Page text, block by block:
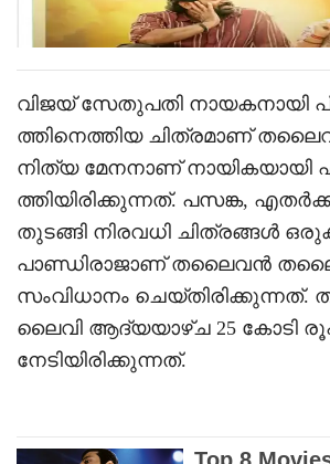
വിജയ് സേതുപതി നായകനായി
ത്തിനെത്തിയ ചിത്രമാണ്
നിത്യ മേനനാണ് നായികയായി
ത്തിയിരിക്കുന്നത്. പസങ്ക,
തുടങ്ങി നിരവധി ചിത്രങ്ങൾ
പാണ്ഡിരാജാണ് തലൈവൻ
സംവിധാനം
ലൈവി ആദ്യയാഴ്ച 25 കോടി
നേടിയിരിക്കുന്നത്.